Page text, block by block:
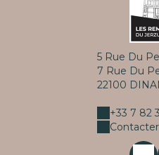
5 Rue Du
7 Rue Du
22100
+33 7 82